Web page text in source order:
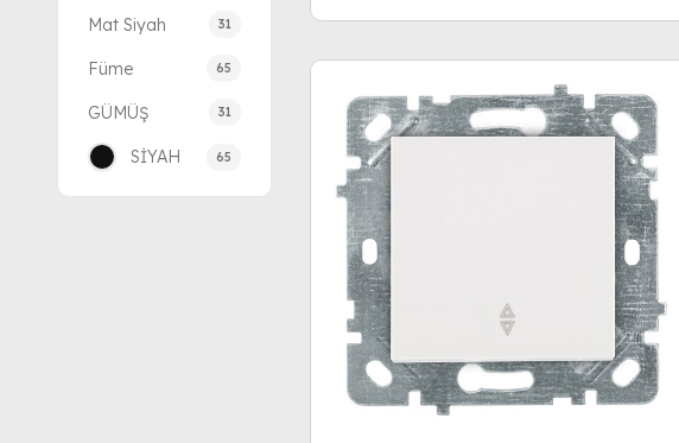
Mat Siyah 31
Füme 65
GÜMÜŞ 31
SİYAH 65